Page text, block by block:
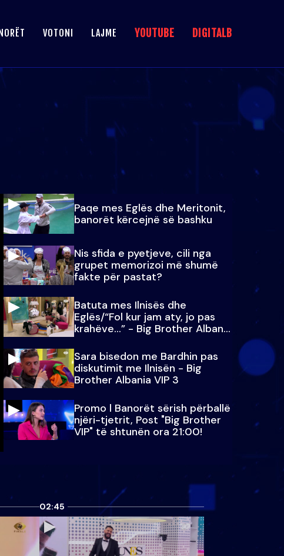
VOTONI LAJME YOUTUBE DIGITALB
Paqe mes Eglës dhe Meritonit,
banorët kërcejnë së bashku
Nis sfida e pyetjeve, cili nga
grupet memorizoi më shumë
fakte për pastat?
Batuta mes Ilnisës dhe
Eglës/“Fol kur jam aty, jo pas
krahëve…” - Big Brother Albania
VIP 3
Sara bisedon me Bardhin pas
diskutimit me Ilnisën - Big
Brother Albania VIP 3
Promo l Banorët sërish përballë
njëri-tjetrit, Post "Big Brother
VIP" të shtunën ora 21:00!
02:45